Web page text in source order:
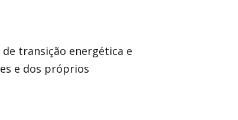
transição energética e
e dos próprios